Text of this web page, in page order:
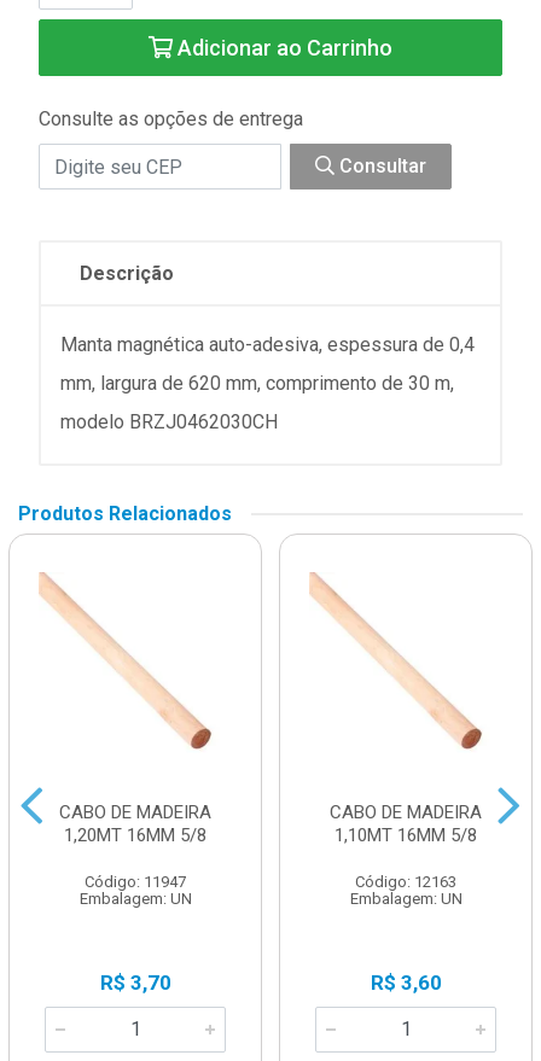
Adicionar ao Carrinho
Consulte as opções de entrega
Consultar
Descrição
Manta magnética auto-adesiva, espessura de 0,4
mm, largura de 620 mm, comprimento de 30 m,
modelo BRZJ0462030CH
Produtos Relacionados
CABO DE MADEIRA
1,20MT 16MM 5/8
Código: 11947
Embalagem: UN
R$ 3,70
CABO DE MADEIRA
1,10MT 16MM 5/8
Código: 12163
Embalagem: UN
R$ 3,60